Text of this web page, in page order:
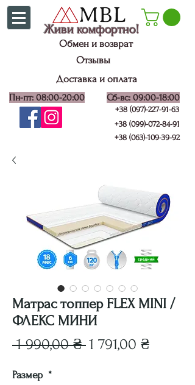
Живи комфортно!
Обмен и возврат
Отзывы
Доставка и оплата
Пн-пт: 08:00-20:00 Сб-вс: 09:00-18:00
+38 (099)-072-84-91
+38 (097)-227-91-63
+38 (063)-109-39-92
Матрас топпер FLEX MINI /
ФЛЕКС МИНИ
1 990,00 ₴ Обычная
1 791,00 ₴
Размер *